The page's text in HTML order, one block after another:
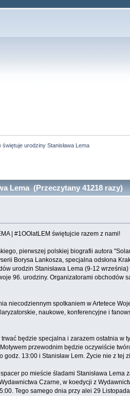
urodziny Stanisława Lema
Lema (Przeczytany 41218 razy)
| #1OOlatLEM świętujcie razem z nami!
pierwszej polskiej biografii autora
Borysa Lankosza, specjalna odsłona
urodzin Stanisława Lema (9-12
96. urodziny. Organizatorami
niecodziennym spotkaniem w Artetece
naukowe, konferencyjne i
będzie specjalna i zarazem ostatnia
przewodnim będzie oczywiście
13:00 i Stanisław Lem. Życie nie z
po mieście śladami Stanisława
Czarne, w koedycji z
Tego samego dnia przy alei 29